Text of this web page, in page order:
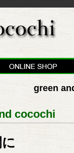
green
cocochi